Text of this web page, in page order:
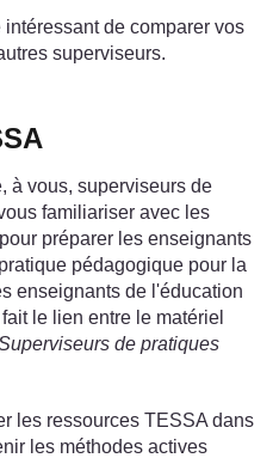
de comparer vos
superviseurs.
à vous, superviseurs de
familiariser avec les
préparer les enseignants
pédagogique pour la
enseignants de l'éducation
le lien entre le matériel
de pratiques
les ressources TESSA dans
les méthodes actives